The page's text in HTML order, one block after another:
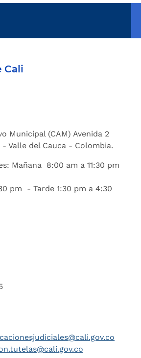
Cali
Municipal (CAM) Avenida 2
Valle del Cauca - Colombia.
Mañana 8:00 am a 11:30 pm
pm - Tarde 1:30 pm a 4:30